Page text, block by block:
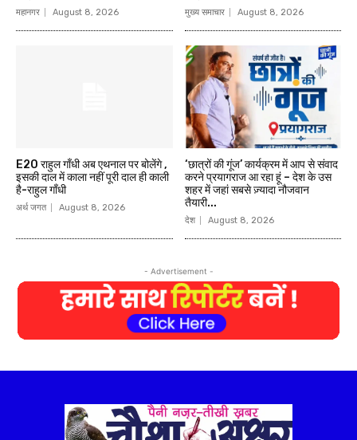
महानगर August 8, 2026 मुख्य समाचार August 8, 2026
E20 राहुल गाँधी अब एथनाल पर बोलेंगे ,
इसकी दाल में काला नहीं पूरी दाल ही काली
है-राहुल गाँधी
अर्थ जगत August 8, 2026
‘छात्रों की गूंज’ कार्यक्रम में आप से संवाद
करने प्रयागराज आ रहा हूं – देश के उस
शहर में जहां सबसे ज़्यादा नौजवान
तैयारी...
देश August 8, 2026
- Advertisement -